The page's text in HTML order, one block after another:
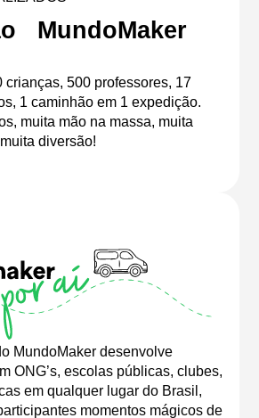
MundoMaker
crianças, 500 professores, 17
1 caminhão em 1 expedição.
muita mão na massa, muita
diversão!
MundoMaker desenvolve
ONG’s, escolas públicas, clubes,
em qualquer lugar do Brasil,
momentos mágicos de